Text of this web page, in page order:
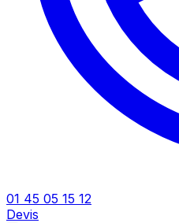
01 45 05 15 12
Devis